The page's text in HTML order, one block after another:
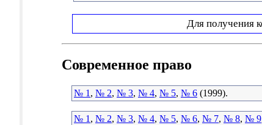
Для получения
Современное право
№ 1 , № 2, № 3, № 4, № 5, № 6 (1999).
№ 1 , № 2, № 3, № 4, № 5, № 6, № 7, № 8, № 9